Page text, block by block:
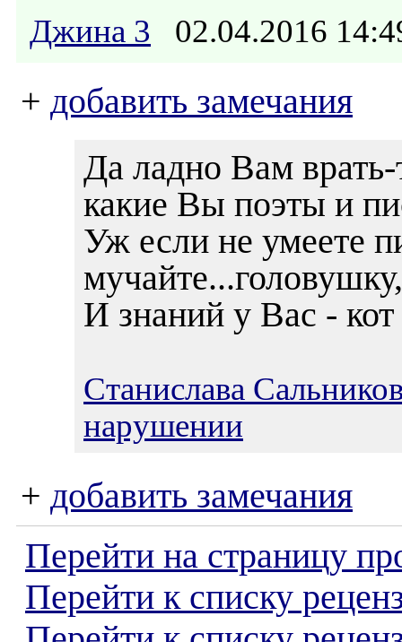
Джина 3 02.04.2016
+ добавить замечания
Да ладно Вам врать-
какие Вы поэты и
Уж если не умеете
И знаний у Вас - кот
Станислава
нарушении
+ добавить замечания
Перейти на страницу
Перейти к списку